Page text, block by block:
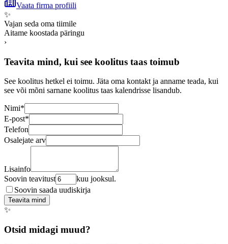
Vaata firma profiili
✨
Vajan seda oma tiimile
Aitame koostada päringu
›
Teavita mind, kui see koolitus taas toimub
See koolitus hetkel ei toimu. Jäta oma kontakt ja anname teada, kui
see või mõni sarnane koolitus taas kalendrisse lisandub.
Nimi*
E-post*
Telefon
Osalejate arv
Lisainfo
Soovin teavitust
kuu jooksul.
Soovin saada uudiskirja
Teavita mind
✨
Otsid midagi muud?